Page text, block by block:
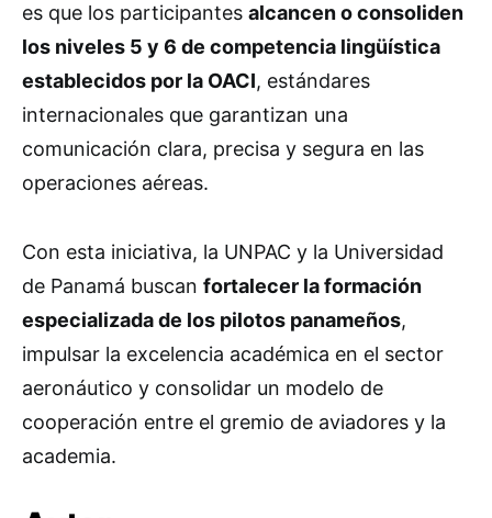
es que los participantes alcancen o consoliden
los niveles 5 y 6 de competencia lingüística
establecidos por la OACI, estándares
internacionales que garantizan una
comunicación clara, precisa y segura en las
operaciones aéreas.
Con esta iniciativa, la UNPAC y la Universidad
de Panamá buscan fortalecer la formación
especializada de los pilotos panameños,
impulsar la excelencia académica en el sector
aeronáutico y consolidar un modelo de
cooperación entre el gremio de aviadores y la
academia.